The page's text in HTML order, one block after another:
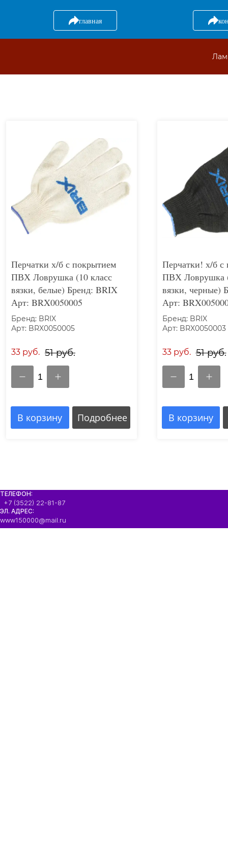
главная
Перчатки х/б с покрытием
ПВХ Ловрушка (10 класс
вязки, белые) Бренд: BRIX
Арт: BRX0050005
Бренд: BRIX
Арт: BRX0050005
33 руб. 51 руб.
1
В корзину Подробнее
Перчатки! х/б с
ПВХ Ловрушка
вязки, черные)
Арт:
Бренд: BRIX
Арт: BRX0050003
33 руб. 51 руб.
1
В корзину
ТЕЛЕФОН:
+7 (3522) 22-81-87
ЭЛ. АДРЕС:
www150000@mail.ru